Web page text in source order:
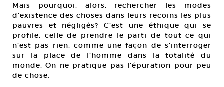
Mais pourquoi, alors, rechercher les modes
d’existence des choses dans leurs recoins les plus
pauvres et négligés? C’est une éthique qui se
profile, celle de prendre le parti de tout ce qui
n’est pas rien, comme une façon de s’interroger
sur la place de l’homme dans la totalité du
monde. On ne pratique pas l’épuration pour peu
de chose.